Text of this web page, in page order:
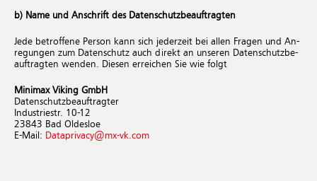
b) Name und An­schrift des Da­ten­schutz­be­auf­trag­ten
Jede be­trof­fe­ne Per­son kann sich je­der­zeit bei allen Fra­gen und An­
re­gun­gen zum Da­ten­schutz auch di­rekt an un­se­ren Da­ten­schutz­be­
auf­trag­ten wen­den. Die­sen er­rei­chen Sie wie folgt
Minimax Viking GmbH
Da­ten­schutz­be­auf­trag­ter
In­dus­trie­str. 10-12
23843 Bad Ol­des­loe
E-Mail: Da­ta­pri­va­cy@​mx-​vk.​com